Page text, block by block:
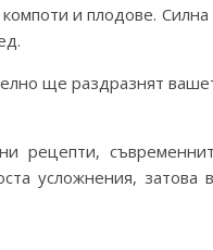
и плодове.
ще раздразнят
рецепти,
усложнения, затова